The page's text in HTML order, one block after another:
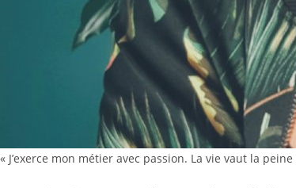
« J’exerce mon métier avec passion. La vie vaut la